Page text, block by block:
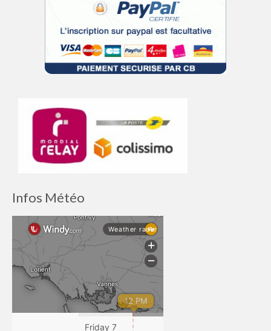
Infos Météo